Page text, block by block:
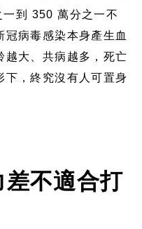
到 350 萬分之一不
病毒感染本身產生血
越大、共病越多，死亡
下，終究沒有人可置身
不適合打